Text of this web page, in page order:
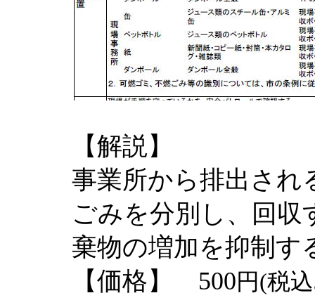
【解説】
事業所から排出され
ごみを分別し、回収
棄物の増加を抑制す
【価格】 500円(税